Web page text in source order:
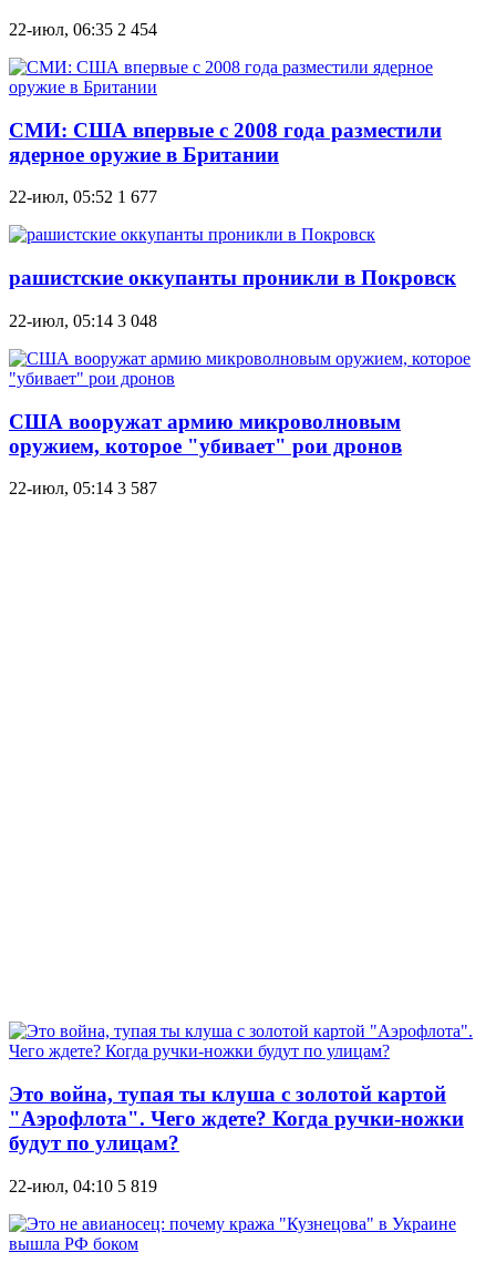
22-июл, 06:35 2 454
СМИ: США впервые с 2008 года разместили
ядерное оружие в Британии
22-июл, 05:52 1 677
рашистские оккупанты проникли в Покровск
22-июл, 05:14 3 048
США вооружат армию микроволновым
оружием, которое "убивает" рои дронов
22-июл, 05:14 3 587
Это война, тупая ты клуша с золотой картой
"Аэрофлота". Чего ждете? Когда ручки-ножки
будут по улицам?
22-июл, 04:10 5 819